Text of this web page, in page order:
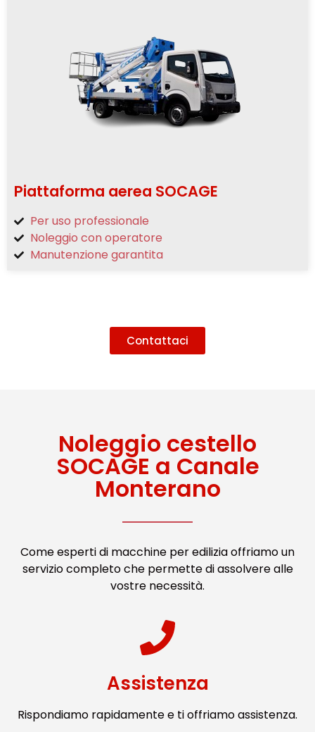
Piattaforma aerea SOCAGE
Per uso professionale
Noleggio con operatore
Manutenzione garantita
Contattaci
Noleggio cestello
SOCAGE a Canale
Monterano
Come esperti di macchine per edilizia offriamo un
servizio completo che permette di assolvere alle
vostre necessità.
Assistenza
Rispondiamo rapidamente e ti offriamo assistenza.